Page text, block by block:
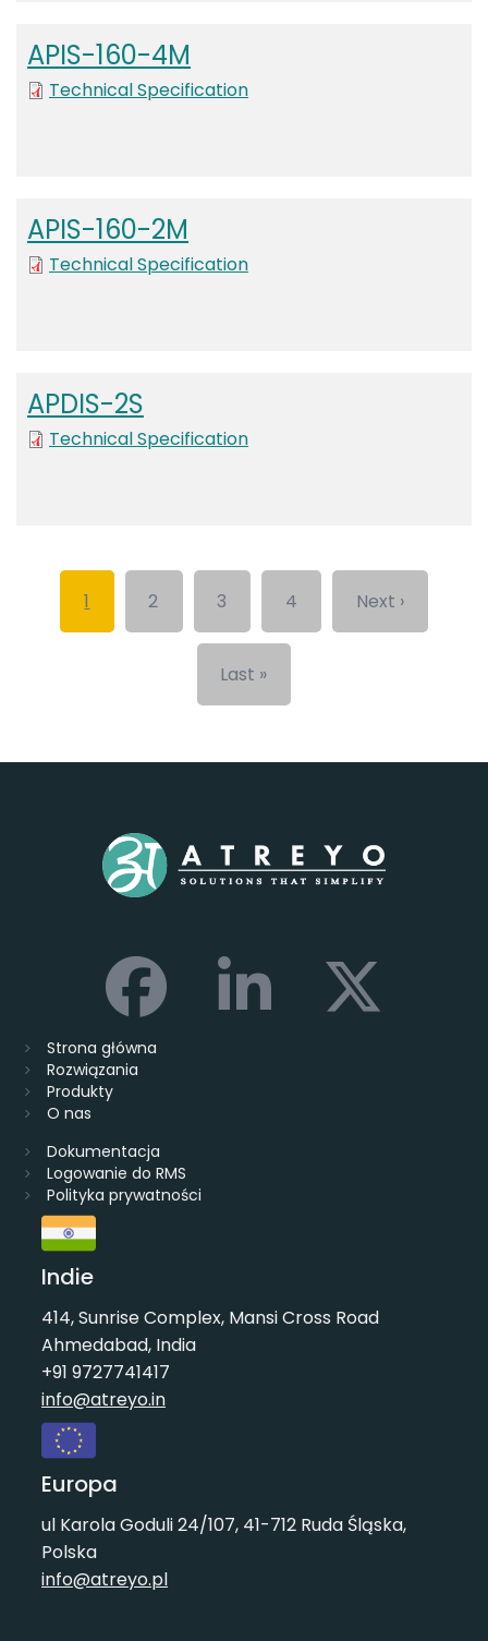
APIS-160-4M
Technical Specification
APIS-160-2M
Technical Specification
APDIS-2S
Technical Specification
Pagination
Current page
1 Page
2 Page
3 Page
4 Next page
Next ›
Last page
Last »
Strona główna
Rozwiązania
Produkty
O nas
Dokumentacja
Logowanie do RMS
Polityka prywatności
Indie
414, Sunrise Complex, Mansi Cross Road
Ahmedabad, India
+91 9727741417
info@atreyo.in
Europa
ul Karola Goduli 24/107, 41-712 Ruda Śląska,
Polska
info@atreyo.pl